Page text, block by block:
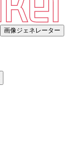
画像ジェネレーター